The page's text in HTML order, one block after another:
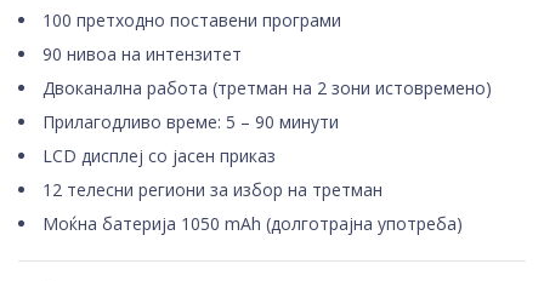
100 претходно поставени програми
90 нивоа на интензитет
Двоканална работа (третман на 2 зони истовремено)
Прилагодливо време: 5 – 90 минути
LCD дисплеј со јасен приказ
12 телесни региони за избор на третман
Моќна батерија 1050 mAh (долготрајна употреба)